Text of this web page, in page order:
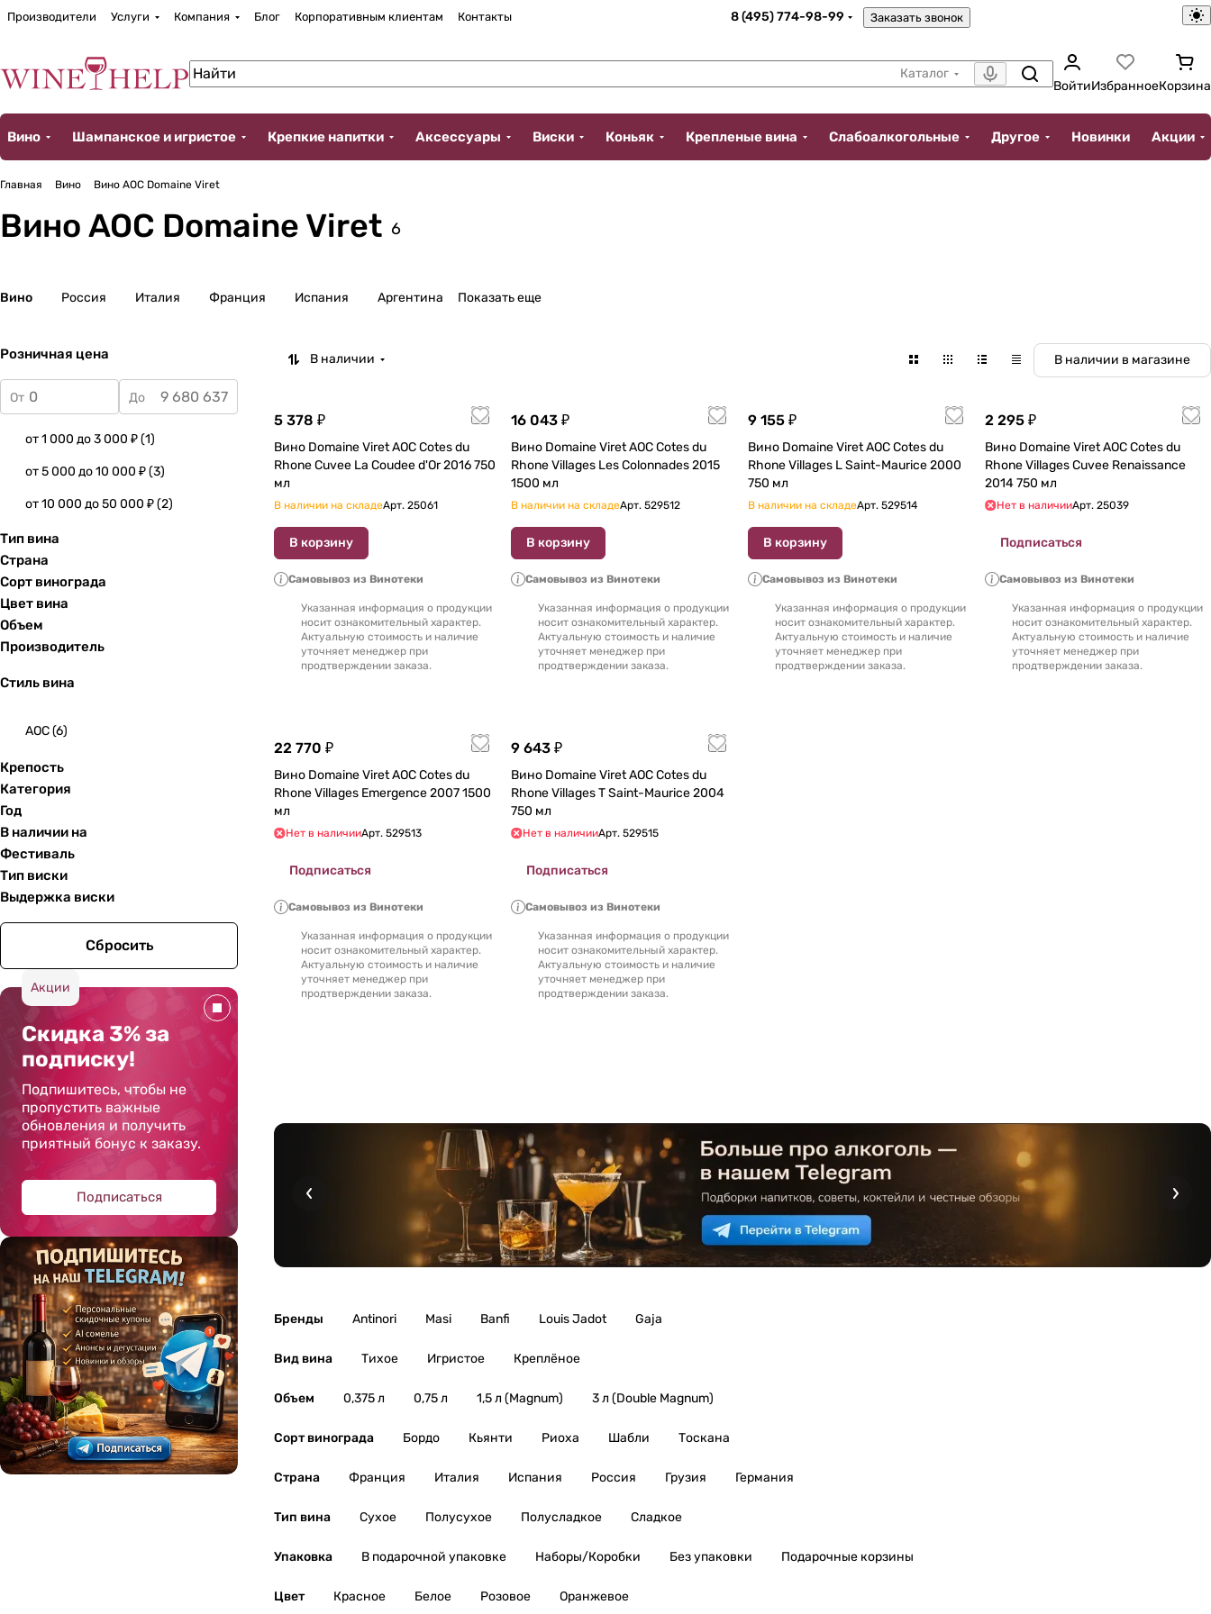
Производители Услуги Компания Блог Корпоративным клиентам Контакты 8 (495) 774-98-99 Заказать звонок
Каталог
ВойтиИзбранноеКорзина
Вино Шампанское и игристое Крепкие напитки Аксессуары Виски Коньяк Крепленые вина Слабоалкогольные Другое Новинки Акции
Главная Вино Вино AOC Domaine Viret
Вино AOC Domaine Viret 6
Вино Россия Италия Франция Испания Аргентина Показать еще
Розничная цена
От До
от 1 000 до 3 000 ₽(1)
от 5 000 до 10 000 ₽(3)
от 10 000 до 50 000 ₽(2)
Тип вина
Страна
Сорт винограда
Цвет вина
Объем
Производитель
Стиль вина
AOC(6)
Крепость
Категория
Год
В наличии на
Фестиваль
Тип виски
Выдержка виски
Сбросить
Акции
Скидка 3% за
подписку!
Подпишитесь, чтобы не
пропустить важные
обновления и получить
приятный бонус к заказу.
Подписаться
В наличии В наличии в магазине
5 378 ₽
Вино Domaine Viret AOC Cotes du
Rhone Cuvee La Coudee d'Or 2016 750
мл
В наличии на складеАрт. 25061
В корзину
Самовывоз из Винотеки
Указанная информация о продукции
носит ознакомительный характер.
Актуальную стоимость и наличие
уточняет менеджер при
продтверждении заказа.
16 043 ₽
Вино Domaine Viret AOC Cotes du
Rhone Villages Les Colonnades 2015
1500 мл
В наличии на складеАрт. 529512
В корзину
Самовывоз из Винотеки
Указанная информация о продукции
носит ознакомительный характер.
Актуальную стоимость и наличие
уточняет менеджер при
продтверждении заказа.
9 155 ₽
Вино Domaine Viret AOC Cotes du
Rhone Villages L Saint-Maurice 2000
750 мл
В наличии на складеАрт. 529514
В корзину
Самовывоз из Винотеки
Указанная информация о продукции
носит ознакомительный характер.
Актуальную стоимость и наличие
уточняет менеджер при
продтверждении заказа.
2 295 ₽
Вино Domaine Viret AOC Cotes du
Rhone Villages Cuvee Renaissance
2014 750 мл
Нет в наличииАрт. 25039
Подписаться
Самовывоз из Винотеки
Указанная информация о продукции
носит ознакомительный характер.
Актуальную стоимость и наличие
уточняет менеджер при
продтверждении заказа.
22 770 ₽
Вино Domaine Viret AOC Cotes du
Rhone Villages Emergence 2007 1500
мл
Нет в наличииАрт. 529513
Подписаться
Самовывоз из Винотеки
Указанная информация о продукции
носит ознакомительный характер.
Актуальную стоимость и наличие
уточняет менеджер при
продтверждении заказа.
9 643 ₽
Вино Domaine Viret AOC Cotes du
Rhone Villages Т Saint-Maurice 2004
750 мл
Нет в наличииАрт. 529515
Подписаться
Самовывоз из Винотеки
Указанная информация о продукции
носит ознакомительный характер.
Актуальную стоимость и наличие
уточняет менеджер при
продтверждении заказа.
Бренды Antinori Masi Banfi Louis Jadot Gaja
Вид вина Тихое Игристое Креплёное
Объем 0,375 л 0,75 л 1,5 л (Magnum) 3 л (Double Magnum)
Сорт винограда Бордо Кьянти Риоха Шабли Тоскана
Страна Франция Италия Испания Россия Грузия Германия
Тип вина Сухое Полусухое Полусладкое Сладкое
Упаковка В подарочной упаковке Наборы/Коробки Без упаковки Подарочные корзины
Цвет Красное Белое Розовое Оранжевое